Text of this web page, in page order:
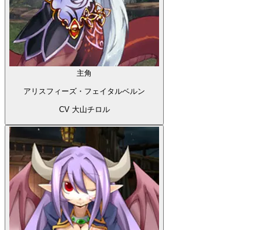
主角
アリスフィーズ・フェイタルベルン
CV 大山チロル